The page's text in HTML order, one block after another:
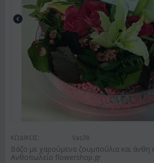
ΚΩΔΙΚΟΣ: Vas38
Βάζο με χαρούμενα ζουμπούλια και άνθη
Ανθοπωλείο flowershop.gr